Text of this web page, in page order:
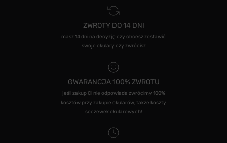
ZWROTY DO 14 DNI
masz 14 dni na decyzję czy chcesz zostawić
swoje okulary czy zwrócisz
GWARANCJA 100% ZWROTU
jeśli zakup Ci nie odpowiada zwrócimy 100%
kosztów przy zakupie okularów, także koszty
soczewek okularowych!